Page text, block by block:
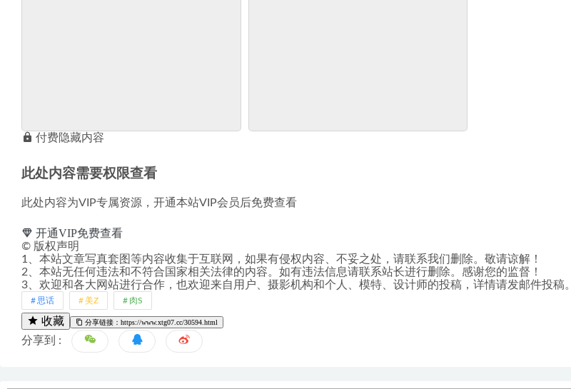
付费隐藏内容
此处内容需要权限查看
此处内容为VIP专属资源，开通本站VIP会员后免费查看
开通VIP免费查看
© 版权声明
1、本站文章写真套图等内容收集于互联网，如果有侵权内容、不妥之处，请联系我们删除。敬请谅解！
2、本站无任何违法和不符合国家相关法律的内容。如有违法信息请联系站长进行删除。感谢您的监督！
3、欢迎和各大网站进行合作，也欢迎来自用户、摄影机构和个人、模特、设计师的投稿，详情请发邮件投稿。
思话 美Z 肉S
收藏 分享链接：https://www.xtg07.cc/30594.html
分享到 :